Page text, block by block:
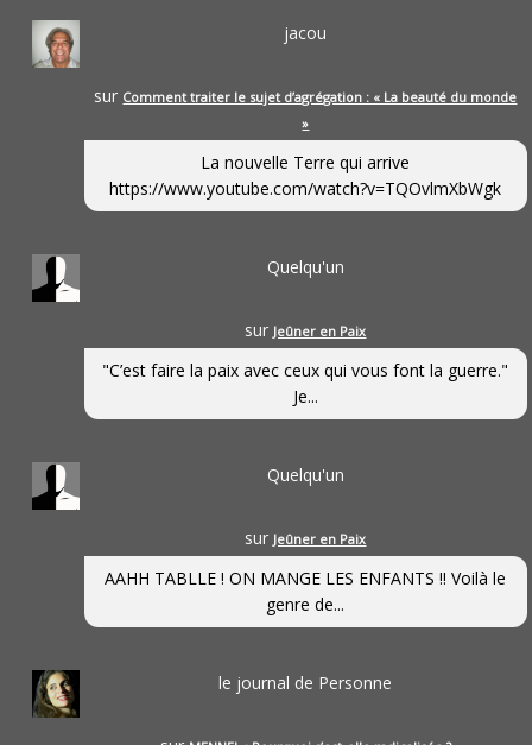
jacou
sur Comment traiter le sujet d’agrégation : « La beauté du monde
»
La nouvelle Terre qui arrive
https://www.youtube.com/watch?v=TQOvlmXbWgk
Quelqu'un
sur Jeûner en Paix
"C’est faire la paix avec ceux qui vous font la guerre."
Je...
Quelqu'un
sur Jeûner en Paix
AAHH TABLLE ! ON MANGE LES ENFANTS !! Voilà le
genre de...
le journal de Personne